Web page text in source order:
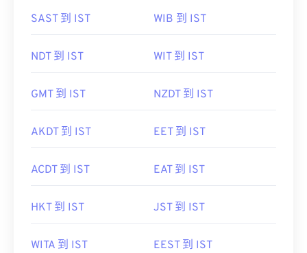
SAST 到 IST WIB 到 IST
NDT 到 IST WIT 到 IST
GMT 到 IST NZDT 到 IST
AKDT 到 IST EET 到 IST
ACDT 到 IST EAT 到 IST
HKT 到 IST JST 到 IST
WITA 到 IST EEST 到 IST